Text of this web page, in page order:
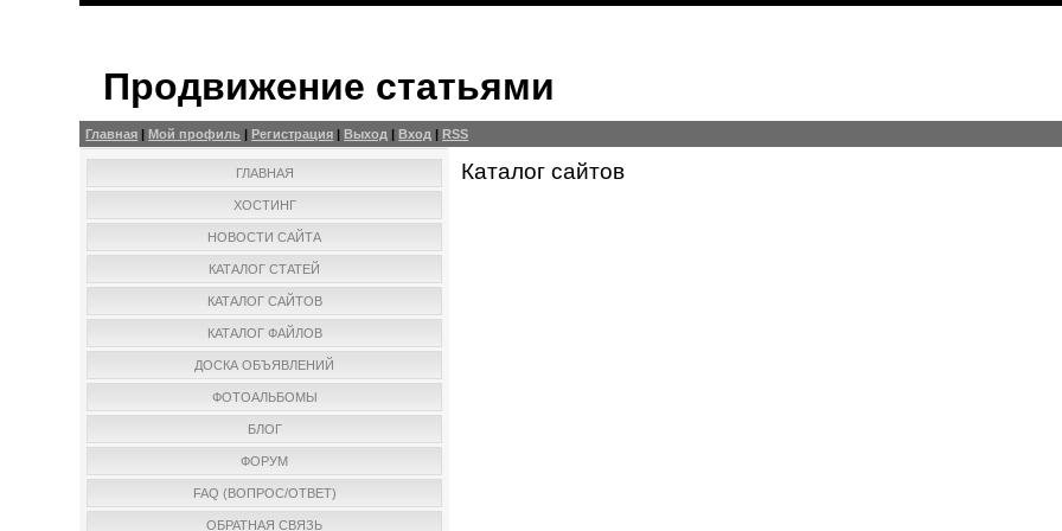
Продвижение статьями
Главная |Мой профиль |Регистрация |Выход |Вход |RSS
ГЛАВНАЯ
ХОСТИНГ
НОВОСТИ САЙТА
КАТАЛОГ СТАТЕЙ
КАТАЛОГ САЙТОВ
КАТАЛОГ ФАЙЛОВ
ДОСКА ОБЪЯВЛЕНИЙ
ФОТОАЛЬБОМЫ
БЛОГ
ФОРУМ
FAQ (ВОПРОС/ОТВЕТ)
ОБРАТНАЯ СВЯЗЬ
Каталог сайтов